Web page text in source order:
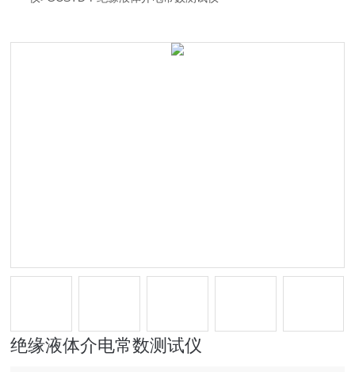
绝缘液体介电常数测试仪